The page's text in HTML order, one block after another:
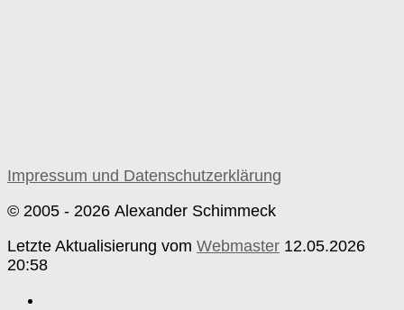
Impressum und Datenschutzerklärung
© 2005 - 2026 Alexander Schimmeck
Letzte Aktualisierung vom Webmaster 12.05.2026
20:58